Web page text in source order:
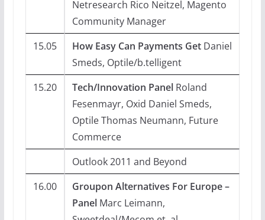
Netresearch Rico Neitzel, Magento
Community Manager
15.05
How Easy Can Payments GetDaniel
Smeds, Optile/b.telligent
15.20
Tech/Innovation PanelRoland
Fesenmayr, Oxid Daniel Smeds,
Optile Thomas Neumann, Future
Commerce
Outlook 2011 and Beyond
16.00
Groupon Alternatives For Europe –
PanelMarc Leimann,